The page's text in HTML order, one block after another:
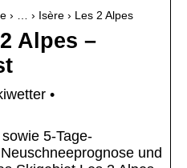
› … › Isère › Les 2 Alpes
Alpes –
•
5-Tage-
und